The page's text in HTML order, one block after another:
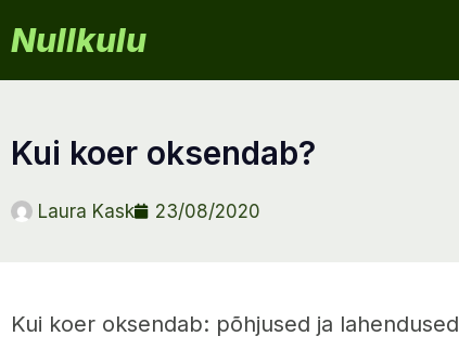
Nullkulu
kui koer oksendab?
Laura Kask 23/08/2020
Kui koer oksendab: põhjused ja lahendused